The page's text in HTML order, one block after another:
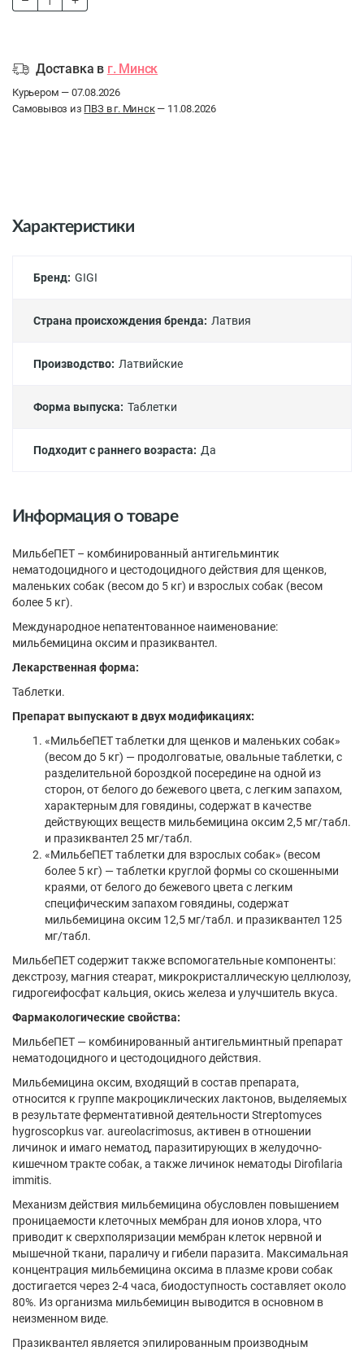
Доставка в г. Минск
Курьером — 07.08.2026
Самовывоз из ПВЗ в г. Минск— 11.08.2026
Характеристики
Бренд: GIGI
Страна происхождения бренда: Латвия
Производство: Латвийские
Форма выпуска: Таблетки
Подходит с раннего возраста: Да
Информация о товаре
МильбеПЕТ – комбинированный антигельминтик
нематодоцидного и цестодоцидного действия для щенков,
маленьких собак (весом до 5 кг) и взрослых собак (весом
более 5 кг).
Международное непатентованное наименование:
мильбемицина оксим и празиквантел.
Лекарственная форма:
Таблетки.
Препарат выпускают в двух модификациях:
«МильбеПЕТ таблетки для щенков и маленьких собак»
(весом до 5 кг) — продолговатые, овальные таблетки, с
разделительной бороздкой посередине на одной из
сторон, от белого до бежевого цвета, с легким запахом,
характерным для говядины, содержат в качестве
действующих веществ мильбемицина оксим 2,5 мг/табл.
и празиквантел 25 мг/табл.
«МильбеПЕТ таблетки для взрослых собак» (весом
более 5 кг) — таблетки круглой формы со скошенными
краями, от белого до бежевого цвета с легким
специфическим запахом говядины, содержат
мильбемицина оксим 12,5 мг/табл. и празиквантел 125
мг/табл.
МильбеПЕТ содержит также вспомогательные компоненты:
декстрозу, магния стеарат, микрокристаллическую целлюлозу,
гидрогеифосфат кальция, окись железа и улучшитель вкуса.
Фармакологические свойства:
МильбеПЕТ — комбинированный антигельминтный препарат
нематодоцидного и цестодоцидного действия.
Мильбемицина оксим, входящий в состав препарата,
относится к группе макроциклических лактонов, выделяемых
в результате ферментативной деятельности Streptomyces
hygroscopkus var. aureolacrimosus, активен в отношении
личинок и имаго нематод, паразитирующих в желудочно-
кишечном тракте собак, а также личинок нематоды Dirofilaria
immitis.
Механизм действия мильбемицина обусловлен повышением
проницаемости клеточных мембран для ионов хлора, что
приводит к сверхполяризации мембран клеток нервной и
мышечной ткани, параличу и гибели паразита. Максимальная
концентрация мильбемицина оксима в плазме крови собак
достигается через 2-4 часа, биодоступность составляет около
80%. Из организма мильбемицин выводится в основном в
неизменном виде.
Празиквантел является эпилированным производным